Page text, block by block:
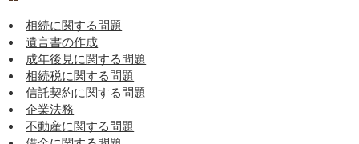
相続に関する問題
遺言書の作成
成年後見に関する問題
相続税に関する問題
信託契約に関する問題
企業法務
不動産に関する問題